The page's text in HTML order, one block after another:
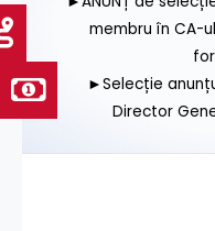
membru în CA-ul
►Selecție
Director